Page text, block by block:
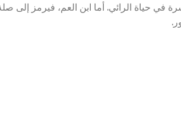
في حياة الرائي. أما ابن العم، فيرمز إلى